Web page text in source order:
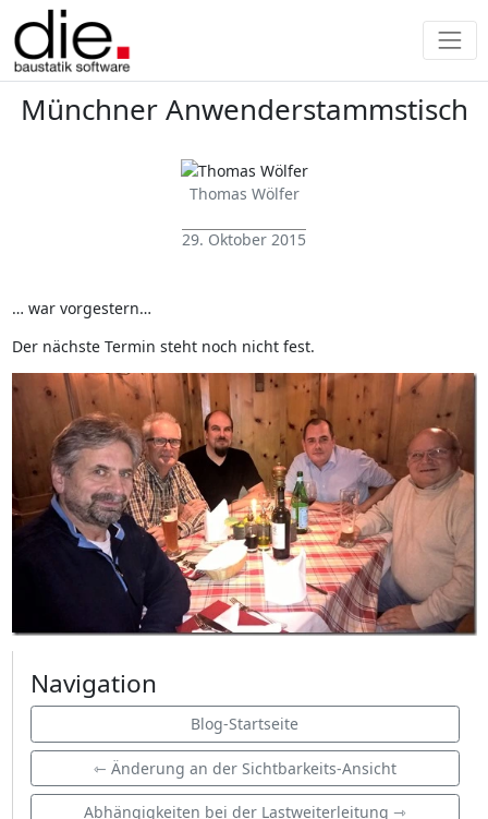
Münchner Anwenderstammstisch
Thomas Wölfer
29. Oktober 2015
… war vorgestern…
Der nächste Termin steht noch nicht fest.
Navigation
Blog-Startseite
⇽ Änderung an der Sichtbarkeits-Ansicht
Abhängigkeiten bei der Lastweiterleitung ⇾